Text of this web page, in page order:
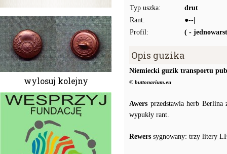
wylosuj kolejny
Typ uszka:
drut
Rant:
●--|
Profil:
( -
Opis guzika
Niemiecki guzik transportu
© buttonarium.eu
Awers przedstawia herb
wypukły rant.
Rewers sygnowany: trzy litery